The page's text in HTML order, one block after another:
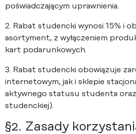
poświadczającym uprawnienia.
2. Rabat studencki wynosi 15% i
asortyment, z wyłączeniem
kart podarunkowych.
3. Rabat studencki obowiązuje
internetowym, jak i sklepie
aktywnego statusu studenta
studenckiej).
§2. Zasady